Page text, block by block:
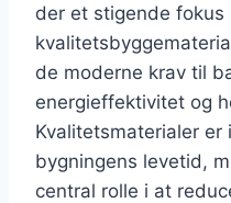
der et stigende fokus
de moderne krav til
energieffektivitet og
Kvalitetsmaterialer
bygningens levetid,
central rolle i at